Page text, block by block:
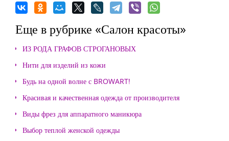
Еще в рубрике «Салон красоты»
ИЗ РОДА ГРАФОВ СТРОГАНОВЫХ
Нити для изделий из кожи
Будь на одной волне с BROWART!
Красивая и качественная одежда от производителя
Виды фрез для аппаратного маникюра
Выбор теплой женской одежды